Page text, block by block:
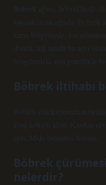
Böbrek ağrısı, böbreklerde
kaynaklanan ağrıdır. Böbrek
karın bölgenizde,
donuk, tek taraflı bir ağrı
bölgelerdeki ağrı genellikle
Böbrek iltihabı
Böbrek enfeksiyonunun
kötü kokulu idrar. Kasıkta
ağrı. Mide bulantısı, kusma.
Böbrek
nelerdir?